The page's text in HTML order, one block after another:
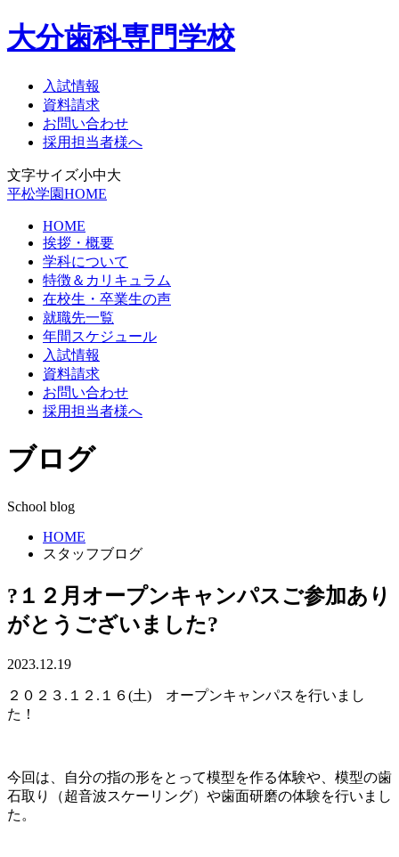
大分歯科専門学校
入試情報
資料請求
お問い合わせ
採用担当者様へ
文字サイズ小中大
平松学園HOME
HOME
挨拶・概要
学科について
特徴＆カリキュラム
在校生・卒業生の声
就職先一覧
年間スケジュール
入試情報
資料請求
お問い合わせ
採用担当者様へ
ブログ
School blog
HOME
スタッフブログ
?１２月オープンキャンパスご参加あり
がとうございました?
2023.12.19
２０２３.１２.１６(土) オープンキャンパスを行いまし
た！
今回は、自分の指の形をとって模型を作る体験や、模型の歯
石取り（超音波スケーリング）や歯面研磨の体験を行いまし
た。